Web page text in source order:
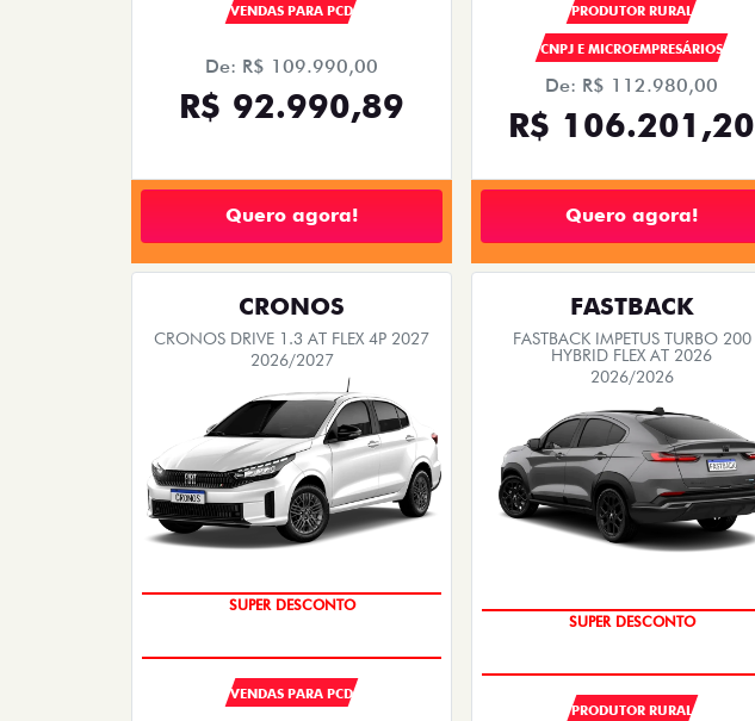
VENDAS PARA PCD
De: R$ 109.990,00
R$ 92.990,89
Quero agora!
PRODUTOR RURAL
CNPJ E MICROEMPRESÁRIOS
De: R$ 112.980,00
R$ 106.201,20
Quero agora!
CRONOS
CRONOS DRIVE 1.3 AT FLEX 4P 2027
2026/2027
SUPER DESCONTO
VENDAS PARA PCD
FASTBACK
FASTBACK IMPETUS TURBO 200
HYBRID FLEX AT 2026
2026/2026
SUPER DESCONTO
PRODUTOR RURAL